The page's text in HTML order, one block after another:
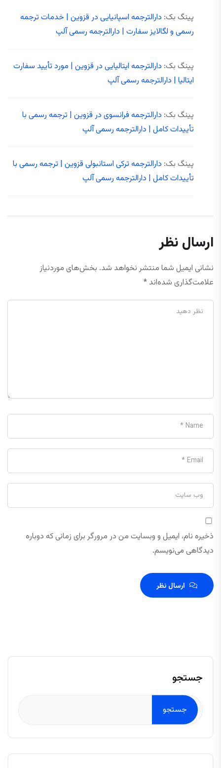
پینگ بک: دارالترجمه اسپانیایی در قزوین | خدمات ترجمه
رسمی و لگالایز سفارت | دارالترجمه رسمی آلپ
پینگ بک: دارالترجمه ایتالیایی در قزوین | مورد تأیید سفارت
ایتالیا | دارالترجمه رسمی آلپ
پینگ بک: دارالترجمه فرانسوی در قزوین | ترجمه رسمی با
تأییدات کامل | دارالترجمه رسمی آلپ
پینگ بک: دارالترجمه ترکی استانبولی قزوین | ترجمه رسمی با
تأییدات کامل | دارالترجمه رسمی آلپ
ارسال نظر
نشانی ایمیل شما منتشر نخواهد شد. بخش‌های موردنیاز
علامت‌گذاری شده‌اند *
ذخیره نام، ایمیل و وبسایت من در مرورگر برای زمانی که دوباره
دیدگاهی می‌نویسم.
ارسال نظر
جستجو
جستجو